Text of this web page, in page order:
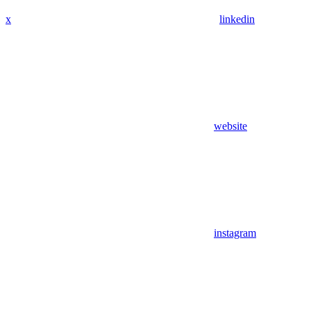
x linkedin
website
instagram